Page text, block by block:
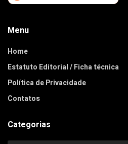
Menu
Home
Estatuto Editorial / Ficha técnica
Política de Privacidade
Contatos
Categorias